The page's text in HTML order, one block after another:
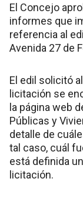
El Concejo
informes que
referencia al
Avenida 27 de
El edil solicitó
licitación se
la página web
Públicas y
detalle de
tal caso, cuál
está definida
licitación.